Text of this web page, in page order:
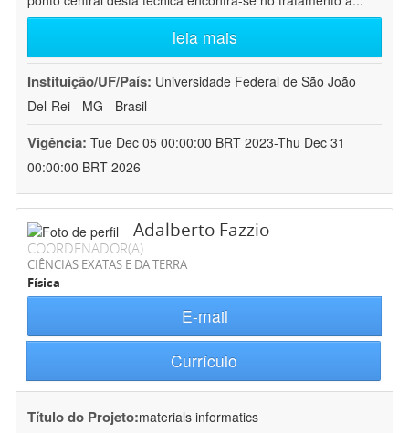
leia mais
Instituição/UF/País: Universidade Federal de São João
Del-Rei - MG - Brasil
Vigência: Tue Dec 05 00:00:00 BRT 2023-Thu Dec 31
00:00:00 BRT 2026
Adalberto Fazzio
COORDENADOR(A)
CIÊNCIAS EXATAS E DA TERRA
Física
E-mail
Currículo
Título do Projeto:materials informatics